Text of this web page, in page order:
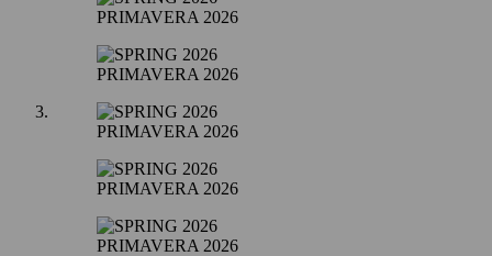
PRIMAVERA 2026
PRIMAVERA 2026
PRIMAVERA 2026
PRIMAVERA 2026
PRIMAVERA 2026